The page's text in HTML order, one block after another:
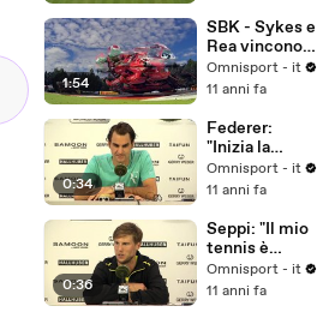
1:54
SBK - Sykes e
Rea vincono a
Misano,
Biaggi due
Omnisport - it
11 anni fa
0:34
Federer:
"Inizia la
preparazione
per
Omnisport - it
11 anni fa
0:36
Seppi: "Il mio
tennis è
migliorato
negli anni"
Omnisport - it
11 anni fa